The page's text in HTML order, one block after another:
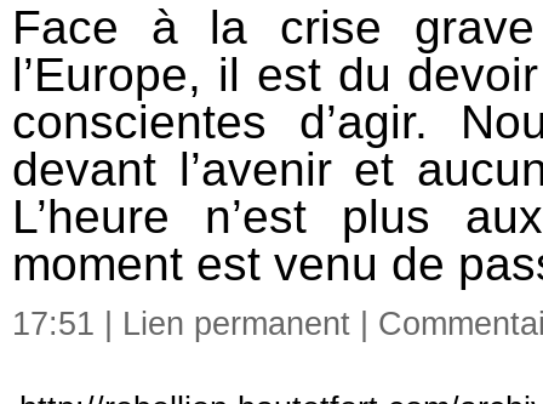
Face à la crise
l’Europe, il est du
conscientes d’agir.
devant l’avenir et
L’heure n’est plus
moment est venu de
17:51 | Lien permanent